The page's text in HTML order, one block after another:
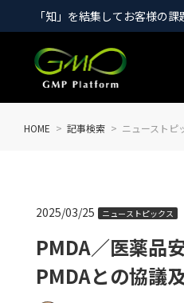
「知」を結集してお客様の
HOME 記事検索 ニューストピ
PMDA／医薬品
PMDAとの協議
2025/03/25 ニューストピックス